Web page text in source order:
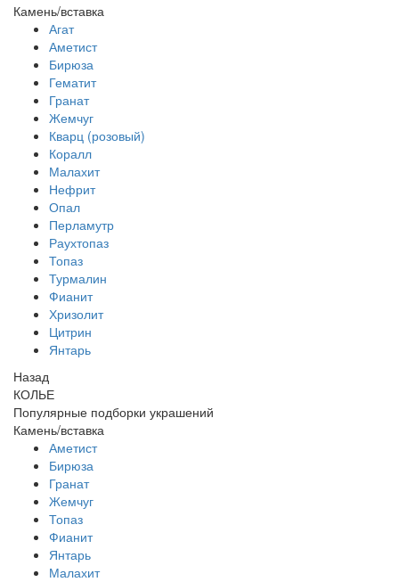
Камень/вставка
Агат
Аметист
Бирюза
Гематит
Гранат
Жемчуг
Кварц (розовый)
Коралл
Малахит
Нефрит
Опал
Перламутр
Раухтопаз
Топаз
Турмалин
Фианит
Хризолит
Цитрин
Янтарь
Назад
КОЛЬЕ
Популярные подборки украшений
Камень/вставка
Аметист
Бирюза
Гранат
Жемчуг
Топаз
Фианит
Янтарь
Малахит